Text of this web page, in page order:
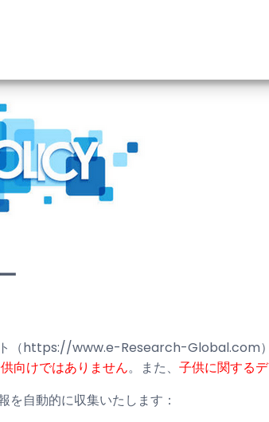
（https://www.e-Research-Global.com
向けではありません。また、 子供に関する
を自動的に収集いたします：